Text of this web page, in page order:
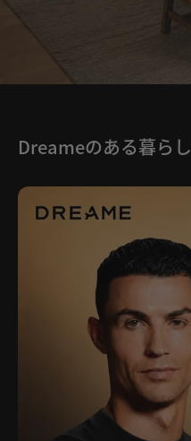
Dreameのある暮らし